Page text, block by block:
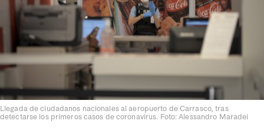
Llegada de ciudadanos nacionales al aeropuerto de Carrasco, tras
detectarse los primeros casos de coronavirus. Foto: Alessandro Maradei